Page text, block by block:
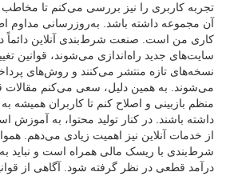
تجربه کاربری را نیز بررسی می‌کنم تا
آن مجموعه داشته باشد. به‌روزرسانی مداوم
کاری من است. صنعت شرط‌بندی آنلاین دائماً
سایت‌های جدید راه‌اندازی می‌شوند، قوانین
نسخه‌های تازه منتشر می‌کنند و روش‌های
می‌شوند. به همین دلیل، سعی می‌کنم مقالات
منظم بازبینی و اصلاح کنم تا کاربران همیشه
داشته باشند. در کنار تولید محتوا، به آموزش
از خدمات آنلاین نیز اهمیت زیادی می‌دهم.
شرط‌بندی با ریسک مالی همراه است و نباید
درآمد قطعی در نظر گرفته شود. آگاهی از